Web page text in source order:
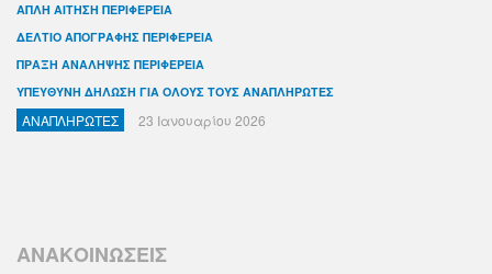
ΑΠΛΗ ΑΙΤΗΣΗ ΠΕΡΙΦΕΡΕΙΑ
ΔΕΛΤΙΟ ΑΠΟΓΡΑΦΗΣ ΠΕΡΙΦΕΡΕΙΑ
ΠΡΑΞΗ ΑΝΑΛΗΨΗΣ ΠΕΡΙΦΕΡΕΙΑ
ΥΠΕΥΘΥΝΗ ΔΗΛΩΣΗ ΓΙΑ ΟΛΟΥΣ ΤΟΥΣ ΑΝΑΠΛΗΡΩΤΕΣ
ΑΝΑΠΛΗΡΩΤΕΣ 23 Ιανουαρίου 2026
ΑΝΑΚΟΙΝΩΣΕΙΣ